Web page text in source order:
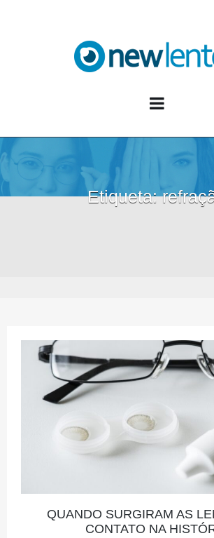
Etiqueta:
QUANDO SURGIRAM AS
CONTATO NA